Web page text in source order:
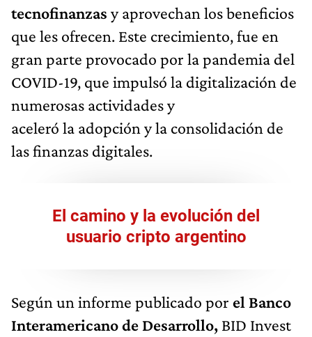
tecnofinanzas y aprovechan los beneficios
que les ofrecen. Este crecimiento, fue en
gran parte provocado por la pandemia del
COVID-19, que impulsó la digitalización de
numerosas actividades y
aceleró la adopción y la consolidación de
las finanzas digitales.
El camino y la evolución del
usuario cripto argentino
Según un informe publicado por el Banco
Interamericano de Desarrollo, BID Invest